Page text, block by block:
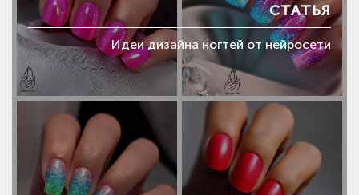
СТАТЬЯ
Идеи дизайна ногтей от нейросети